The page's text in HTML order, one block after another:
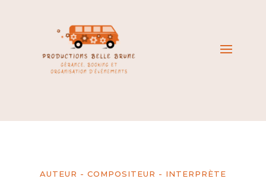
AUTEUR - COMPOSITEUR - INTERPRÈTE